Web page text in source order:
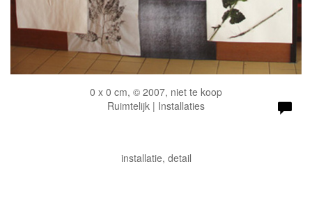
0 x 0 cm, © 2007, niet te koop
Ruimtelijk | Installaties
installatie, detail